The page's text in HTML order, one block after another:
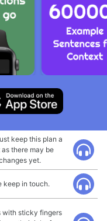
keep this plan a
there may be
yet.
keep in touch.
with sticky fingers